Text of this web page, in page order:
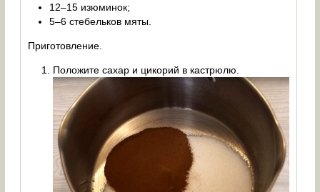
12–15 изюминок;
5–6 стебельков мяты.
Приготовление.
Положите сахар и цикорий в кастрюлю.